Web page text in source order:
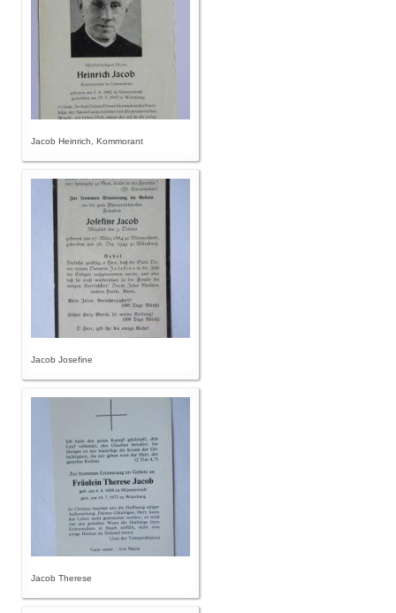
Jacob Heinrich, Kommorant
Jacob Josefine
Jacob Therese